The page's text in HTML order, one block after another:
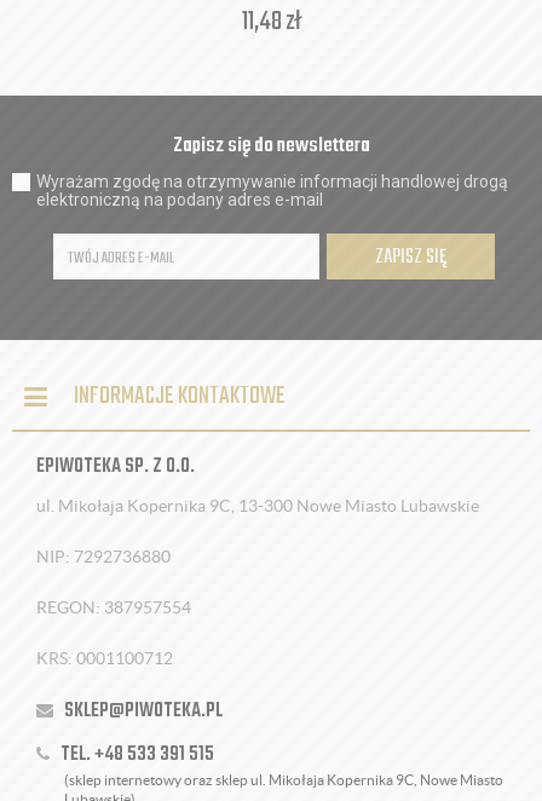
11,48zł
Zapisz się do newslettera
Wyrażam zgodę na otrzymywanie informacji handlowej drogą
elektroniczną na podany adres e-mail
ZAPISZ SIĘ
INFORMACJE KONTAKTOWE
EPIWOTEKA SP. Z O.O.
ul. Mikołaja Kopernika 9C, 13-300 Nowe Miasto Lubawskie
NIP: 7292736880
REGON: 387957554
KRS: 0001100712
SKLEP@PIWOTEKA.PL
TEL. +48 533 391 515
(sklep internetowy oraz sklep ul. Mikołaja Kopernika 9C, Nowe Miasto